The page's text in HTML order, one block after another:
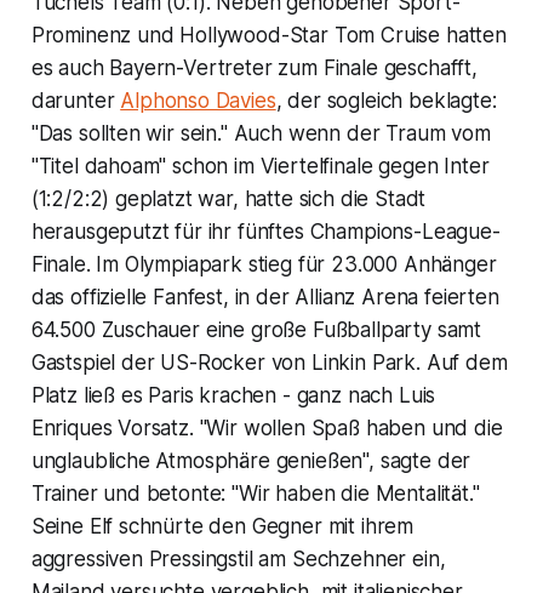
Prominenz und Hollywood-Star Tom Cruise hatten
es auch Bayern-Vertreter zum Finale geschafft,
darunter Alphonso Davies, der sogleich beklagte:
"Das sollten wir sein." Auch wenn der Traum vom
"Titel dahoam" schon im Viertelfinale gegen Inter
(1:2/2:2) geplatzt war, hatte sich die Stadt
herausgeputzt für ihr fünftes Champions-League-
Finale. Im Olympiapark stieg für 23.000 Anhänger
das offizielle Fanfest, in der Allianz Arena feierten
64.500 Zuschauer eine große Fußballparty samt
Gastspiel der US-Rocker von Linkin Park. Auf dem
Platz ließ es Paris krachen - ganz nach Luis
Enriques Vorsatz. "Wir wollen Spaß haben und die
unglaubliche Atmosphäre genießen", sagte der
Trainer und betonte: "Wir haben die Mentalität."
Seine Elf schnürte den Gegner mit ihrem
aggressiven Pressingstil am Sechzehner ein,